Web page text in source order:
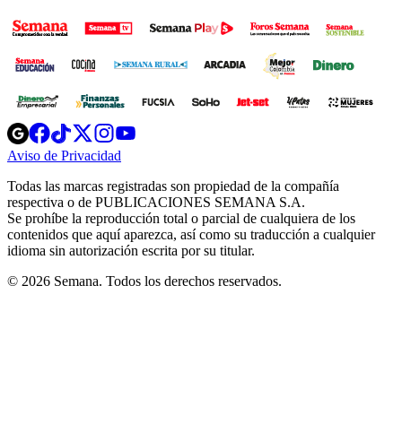
Opens
in
new
Opens
in
new
Opens
in
new
window
Opens
new
windowwindow
Aviso de Privacidad
new
window
Todas las marcas registradas son propiedad de la compañía
respectiva o de PUBLICACIONES SEMANA S.A.
Se prohíbe la reproducción total o parcial de cualquiera de los
contenidos que aquí aparezca, así como su traducción a cualquier
idioma sin autorización escrita por su titular.
© 2026 Semana. Todos los derechos reservados.